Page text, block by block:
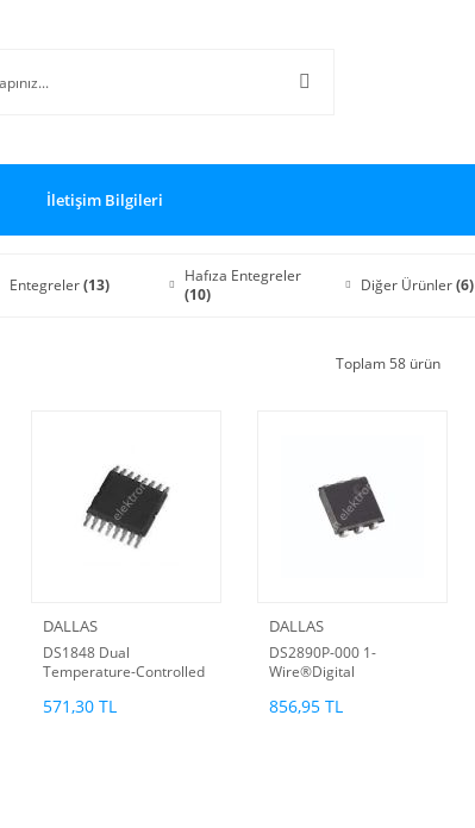
İletişim Bilgileri
Entegreler(13)
Hafıza Entegreler
(10)
Diğer Ürünler(6)
Toplam 58 ürün
DALLAS
DS1848 Dual
Temperature-Controlled
Memory
571,30 TL
DALLAS
DS2890P-000 1-
Wire®Digital
856,95 TL